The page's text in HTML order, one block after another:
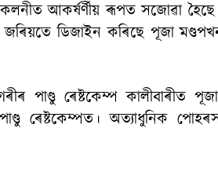
কলনীত আকৰ্ষৰ্ণীয় ৰূপত সজোৱা
জৰিয়তে ডিজাইন কৰিছে পূজা
পাণ্ডু ৰেষ্টকেম্প
ৰেষ্টকেম্পত। অত্যাধুনিক